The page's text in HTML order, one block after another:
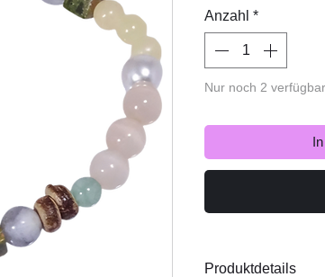
Anzahl *
Nur noch 2 verfügbar
Produktdetails